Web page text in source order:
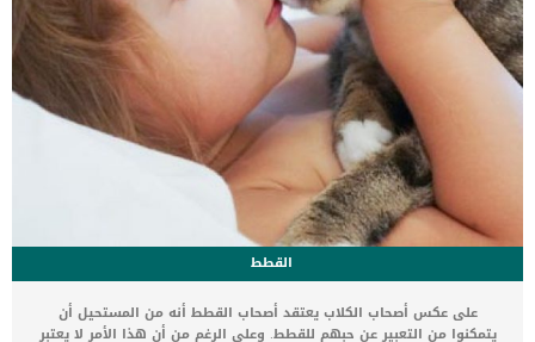
القطط
على عكس أصحاب الكلاب يعتقد أصحاب القطط أنه من المستحيل أن
يتمكنوا من التعبير عن حبهم للقطط. وعلى الرغم من أن هذا الأمر لا يعتبر